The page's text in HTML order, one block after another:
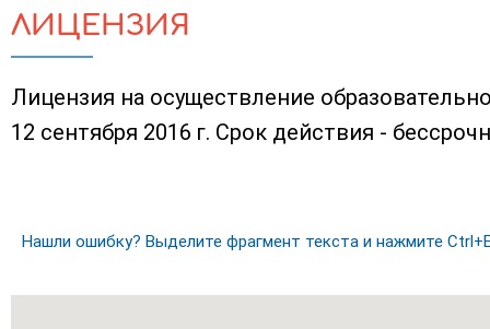
ЛИЦЕНЗИЯ
Лицензия на осуществление
12 сентября 2016 г. Срок действия -
Нашли ошибку? Выделите фрагмент текста и нажмите